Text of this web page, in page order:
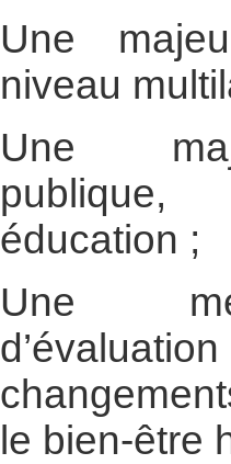
Une
niveau
Une
publique,
éducation ;
Une
le bien-être